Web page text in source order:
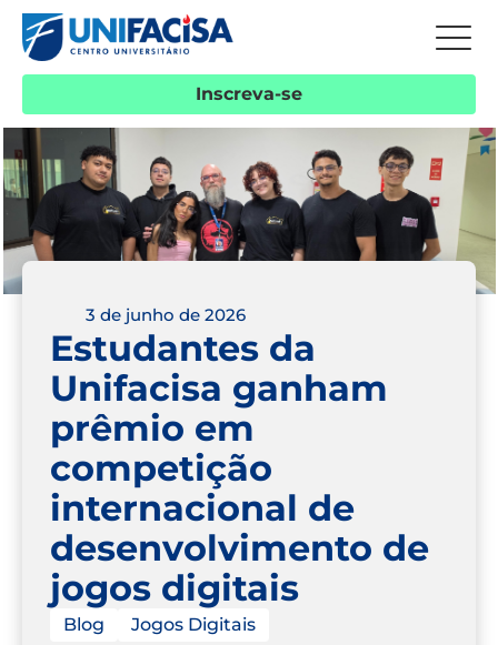
Inscreva-se
3 de junho de 2026
Estudantes da
Unifacisa ganham
prêmio em
competição
internacional de
desenvolvimento de
jogos digitais
Blog Jogos Digitais